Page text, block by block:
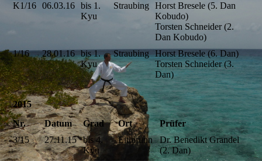
K1/16
06.03.16
bis 1.
Kyu
Straubing
Horst Bresele (5. Dan
Kobudo)
Torsten Schneider (2.
Dan Kobudo)
1/16
28.01.16 bis 1.
Kyu
Straubing Horst Bresele (6. Dan)
Torsten Schneider (3.
Dan)
2015
Nr.
Datum Grad Ort
Prüfer
3/15
27.11.15
bis 4.
Kyu
Eitlbrunn
Dr. Benedikt Grandel
(2. Dan)